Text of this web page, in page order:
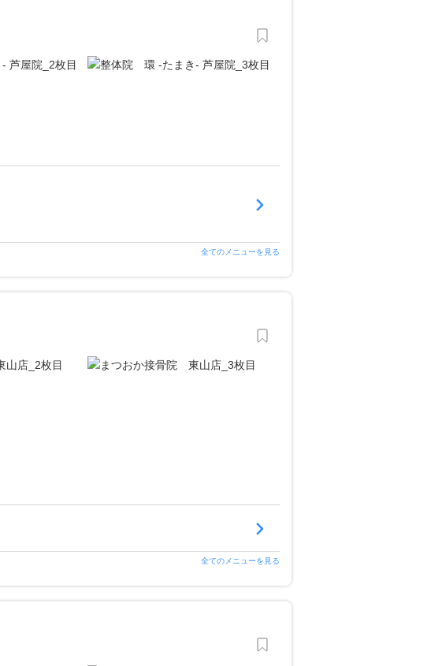
全てのメニューを見る
全てのメニューを見る